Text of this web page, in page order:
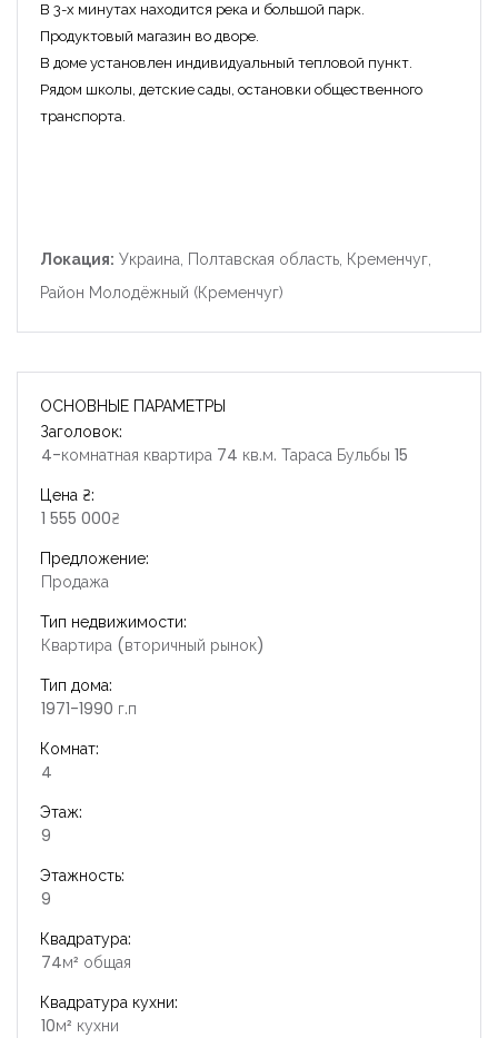
В 3-х минутах находится река и большой парк.
Продуктовый магазин во дворе.
В доме установлен индивидуальный тепловой пункт.
Рядом школы, детские сады, остановки общественного
транспорта.
Локация: Украина, Полтавская область, Кременчуг,
Район Молодёжный (Кременчуг)
ОСНОВНЫЕ ПАРАМЕТРЫ
Заголовок:
4-комнатная квартира 74 кв.м. Тараса Бульбы 15
Цена ₴:
1 555 000₴
Предложение:
Продажа
Тип недвижимости:
Квартира (вторичный рынок)
Тип дома:
1971-1990 г.п
Комнат:
4
Этаж:
9
Этажность:
9
Квадратура:
74м² общая
Квадратура кухни:
10м² кухни